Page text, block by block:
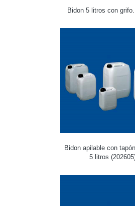
Bidon 5 litros con
Bidon apilable con
5 litros